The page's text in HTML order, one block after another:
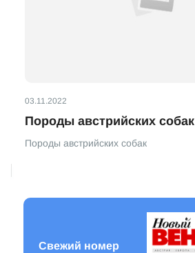
03.11.2022
Породы австрийских собак
Породы австрийских собак
Свежий номер